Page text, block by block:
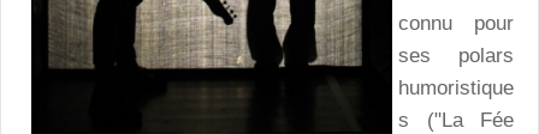
connu pour
ses polars
humoristique
s ("La Fée